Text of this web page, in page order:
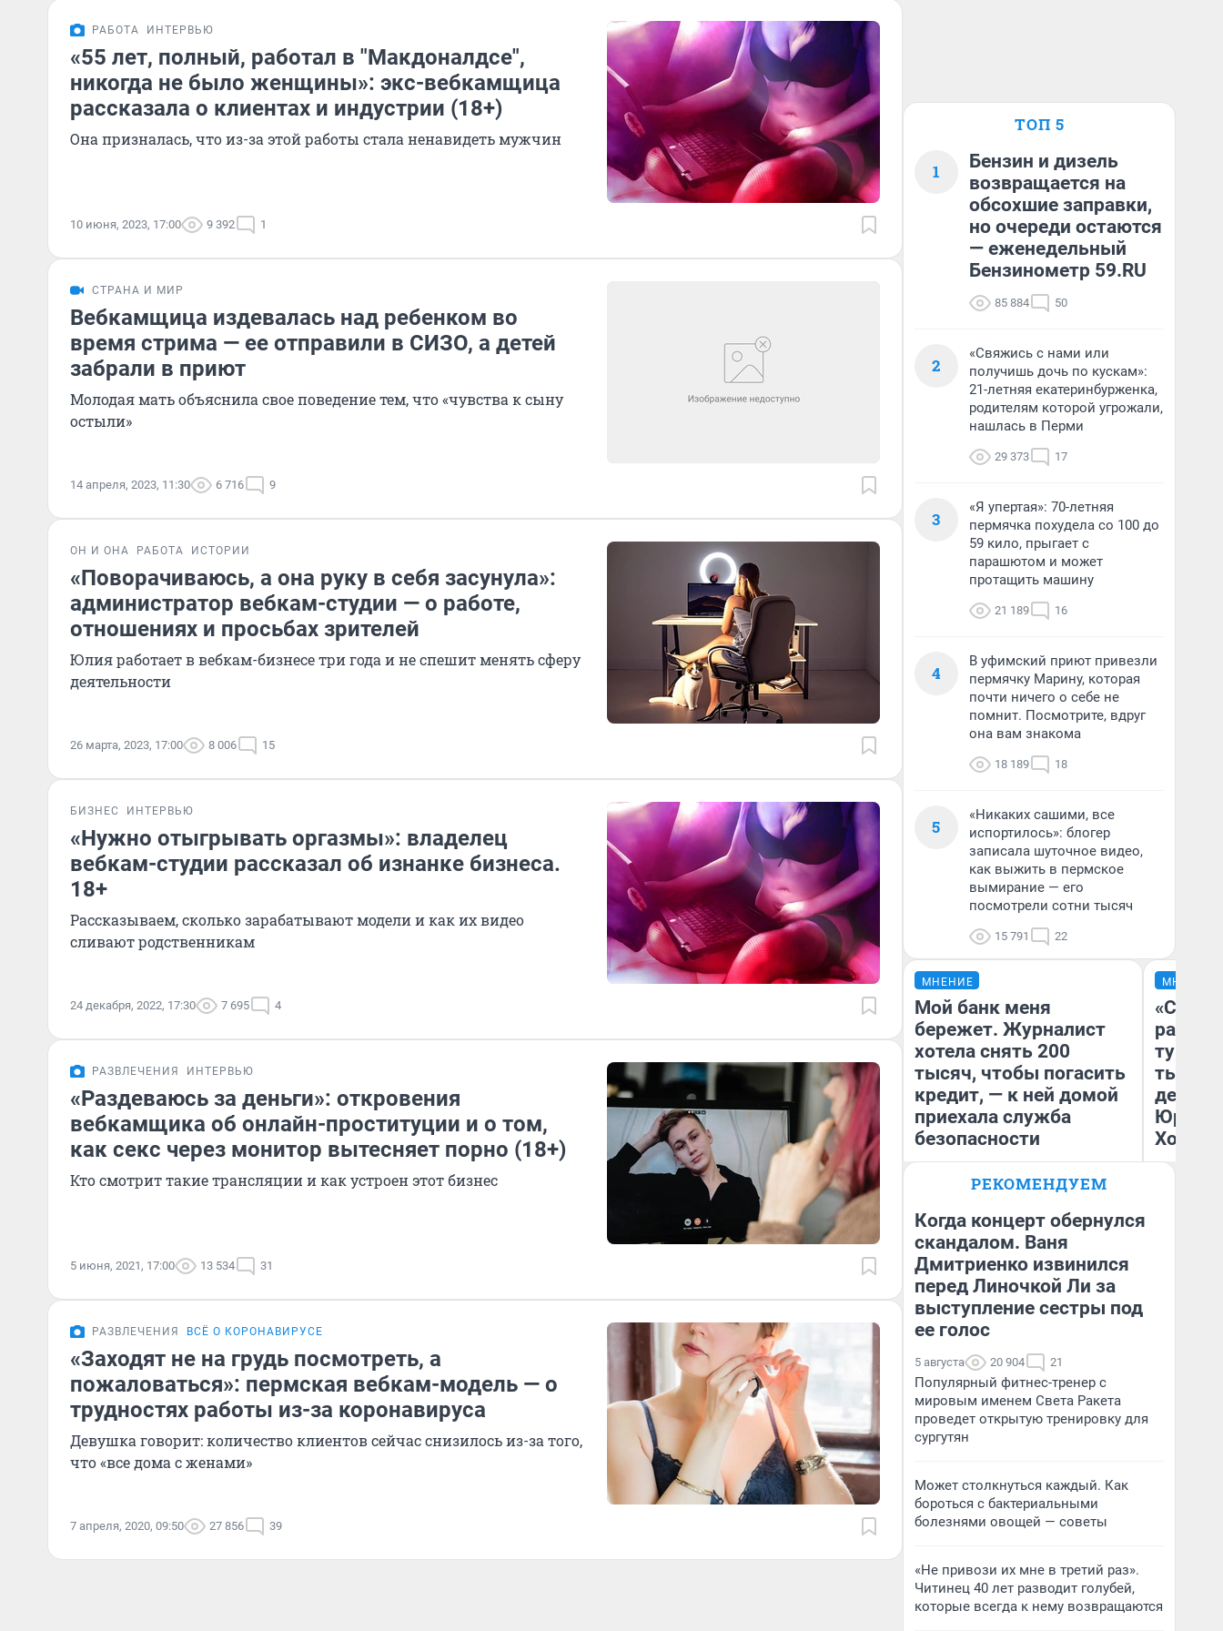
РАБОТА ИНТЕРВЬЮ
«55 лет, полный, работал в "Макдоналдсе",
никогда не было женщины»: экс-вебкамщица
рассказала о клиентах и индустрии (18+)
Она призналась, что из-за этой работы стала ненавидеть мужчин
10 июня, 2023, 17:00 9 392 1
СТРАНА И МИР
Вебкамщица издевалась над ребенком во
время стрима — ее отправили в СИЗО, а детей
забрали в приют
Молодая мать объяснила свое поведение тем, что «чувства к сыну
остыли»
14 апреля, 2023, 11:30 6 716 9
ОН И ОНА РАБОТА ИСТОРИИ
«Поворачиваюсь, а она руку в себя засунула»:
администратор вебкам-студии — о работе,
отношениях и просьбах зрителей
Юлия работает в вебкам-бизнесе три года и не спешит менять сферу
деятельности
26 марта, 2023, 17:00 8 006 15
БИЗНЕС ИНТЕРВЬЮ
«Нужно отыгрывать оргазмы»: владелец
вебкам-студии рассказал об изнанке бизнеса.
18+
Рассказываем, сколько зарабатывают модели и как их видео
сливают родственникам
24 декабря, 2022, 17:30 7 695 4
РАЗВЛЕЧЕНИЯ ИНТЕРВЬЮ
«Раздеваюсь за деньги»: откровения
вебкамщика об онлайн-проституции и о том,
как секс через монитор вытесняет порно (18+)
Кто смотрит такие трансляции и как устроен этот бизнес
5 июня, 2021, 17:00 13 534 31
РАЗВЛЕЧЕНИЯ ВСЁ О КОРОНАВИРУСЕ
«Заходят не на грудь посмотреть, а
пожаловаться»: пермская вебкам-модель — о
трудностях работы из-за коронавируса
Девушка говорит: количество клиентов сейчас снизилось из-за того,
что «все дома с женами»
7 апреля, 2020, 09:50 27 856 39
ТОП 5
1
Бензин и дизель
возвращается на
обсохшие заправки,
но очереди остаются
— еженедельный
Бензинометр 59.RU
85 884 50
2
«Свяжись с нами или
получишь дочь по кускам»:
21-летняя екатеринбурженка,
родителям которой угрожали,
нашлась в Перми
29 373 17
3
«Я упертая»: 70-летняя
пермячка похудела со 100 до
59 кило, прыгает с
парашютом и может
протащить машину
21 189 16
4
В уфимский приют привезли
пермячку Марину, которая
почти ничего о себе не
помнит. Посмотрите, вдруг
она вам знакома
18 189 18
5
«Никаких сашими, все
испортилось»: блогер
записала шуточное видео,
как выжить в пермское
вымирание — его
посмотрели сотни тысяч
15 791 22
МНЕНИЕ
Мой банк меня
бережет. Журналист
хотела снять 200
тысяч, чтобы погасить
кредит, — к ней домой
приехала служба
безопасности
Ксения Владимирская
МНЕНИЕ
тысяч,
день
РЕКОМЕНДУЕМ
Когда концерт обернулся
скандалом. Ваня
Дмитриенко извинился
перед Линочкой Ли за
выступление сестры под
ее голос
5 августа 20 904 21
Популярный фитнес-тренер с
мировым именем Света Ракета
проведет открытую тренировку для
сургутян
Может столкнуться каждый. Как
бороться с бактериальными
болезнями овощей — советы
«Не привози их мне в третий раз».
Читинец 40 лет разводит голубей,
которые всегда к нему возвращаются